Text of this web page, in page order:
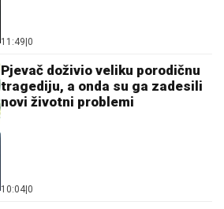
11:49 0
Pjevač doživio veliku porodičnu
tragediju, a onda su ga zadesili
novi životni problemi
10:04 0